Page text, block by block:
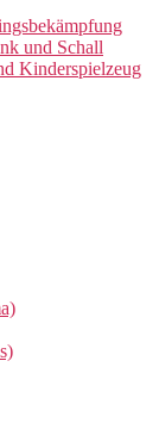
und Schall
Kinderspielzeug